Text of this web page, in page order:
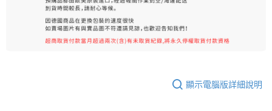
付款後門市自取
顯示電腦版詳細說明